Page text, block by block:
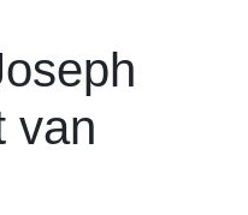
van